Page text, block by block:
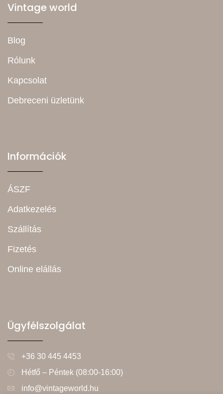
Vintage world
Blog
Rólunk
Kapcsolat
Debreceni üzletünk
Információk
ÁSZF
Adatkezelés
Szállítás
Fizetés
Online elállás
Ügyfélszolgálat
+36 30 445 4453
Hétfő – Péntek (08:00-16:00)
info@vintageworld.hu